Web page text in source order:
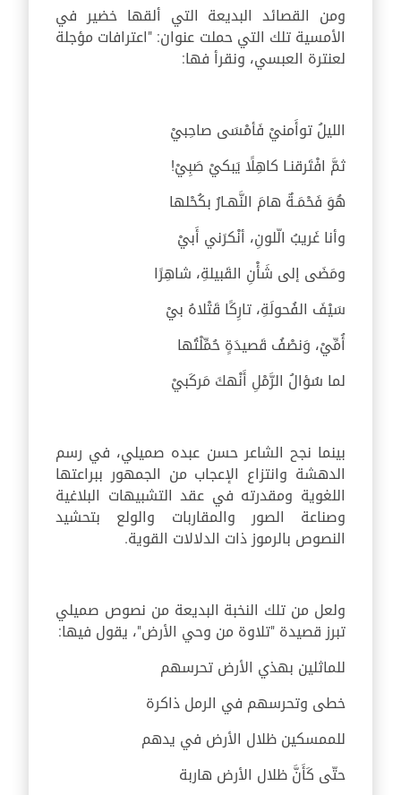
ومن القصائد البديعة التي ألقها خضير في
الأمسية تلك التي حملت عنوان: "اعترافات مؤجلة
لعنترة العبسي، ونقرأ فها:
الليلُ توأَمنيْ فَأمْسَى صاحِبيْ
ثمَّ افْتَرقنـا كاهِلًا يَبكيْ صَبِيْ!
هُوَ فَحْمَـةٌ هامَ النَّهـارُ بكُحْلها
وأنا غَريبُ الّلونِ، أنْكرَني أَبيْ
ومَضَى إلى شَأْنِ القَبيلةِ، شاهِرًا
سَيْفَ الفُحولَةِ، تارِكًا قَتْلاهُ بيْ
أُمِّيْ، وَنصْفُ قَصيدَةٍ حُمِّلْتُها
لما سُؤالُ الرَّمْلِ أَنْهكَ مَركَبيْ
بينما نجح الشاعر حسن عبده صميلي، في رسم
الدهشة وانتزاع الإعجاب من الجمهور ببراعتها
اللغوية ومقدرته في عقد التشبيهات البلاغية
وصناعة الصور والمقاربات والولع بتحشيد
النصوص بالرموز ذات الدلالات القوية.
ولعل من تلك النخبة البديعة من نصوص صميلي
تبرز قصيدة "تلاوة من وحي الأرض"، يقول فيها:
للماثلين بهذي الأرض تحرسهم
خطى وتحرسهم في الرمل ذاكرة
للممسكين ظلال الأرض في يدهم
حتّى كَأَنَّ ظلال الأرض هاربة